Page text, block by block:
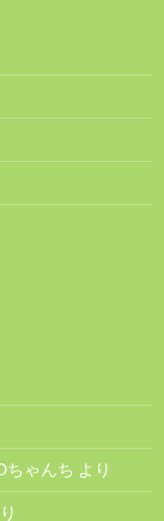
ちゃんち より